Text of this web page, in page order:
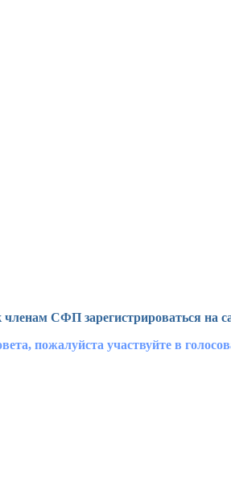
членам СФП зарегистрироваться на
пожалуйста участвуйте в